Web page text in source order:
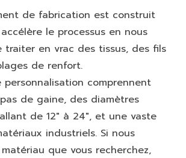
de fabrication est construit
le processus en nous
en vrac des tissus, des fils
de renfort.
personnalisation comprennent
de gaine, des diamètres
de 12" à 24", et une vaste
industriels. Si nous
que vous recherchez,